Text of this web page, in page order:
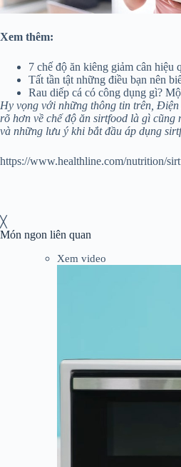
Xem thêm:
7 chế độ ăn kiêng giảm cân hiệu
Tất tần tật những điều bạn nên
Rau diếp cá có công dụng gì?
Hy vọng với những thông tin trên,
rõ hơn về chế độ ăn sirtfood là gì cũng
và những lưu ý khi bắt đầu áp dụng
https://www.healthline.com/nutrition/
╳
Món ngon liên quan
Xem video